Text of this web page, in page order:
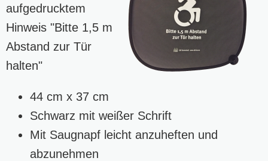
aufgedrucktem
Hinweis "Bitte 1,5 m
Abstand zur Tür
halten"
44 cm x 37 cm
Schwarz mit weißer Schrift
Mit Saugnapf leicht anzuheften und
abzunehmen